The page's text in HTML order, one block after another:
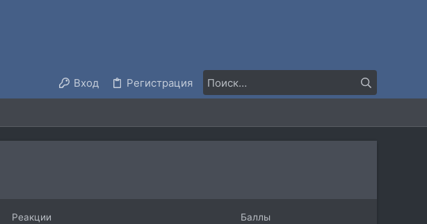
Вход Регистрация
Реакции Баллы